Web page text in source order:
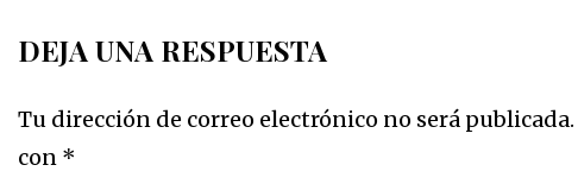
DEJA UNA RESPUESTA
Tu dirección de correo electrónico no será publicada.
con *